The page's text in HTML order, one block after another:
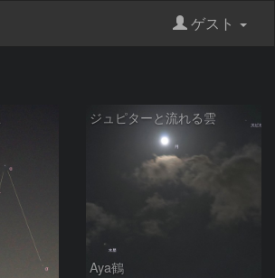
ゲスト
ジュピターと流れる雲
Aya鶴